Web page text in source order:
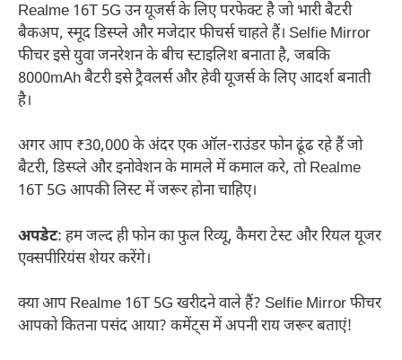
Realme 16T 5G उन यूजर्स के लिए परफेक्ट है जो भारी बैटरी
बैकअप, स्मूद डिस्प्ले और मजेदार फीचर्स चाहते हैं। Selfie Mirror
फीचर इसे युवा जनरेशन के बीच स्टाइलिश बनाता है, जबकि
8000mAh बैटरी इसे ट्रैवलर्स और हेवी यूजर्स के लिए आदर्श बनाती
है।
अगर आप ₹30,000 के अंदर एक ऑल-राउंडर फोन ढूंढ रहे हैं जो
बैटरी, डिस्प्ले और इनोवेशन के मामले में कमाल करे, तो Realme
16T 5G आपकी लिस्ट में जरूर होना चाहिए।
अपडेट: हम जल्द ही फोन का फुल रिव्यू, कैमरा टेस्ट और रियल यूजर
एक्सपीरियंस शेयर करेंगे।
क्या आप Realme 16T 5G खरीदने वाले हैं? Selfie Mirror फीचर
आपको कितना पसंद आया? कमेंट्स में अपनी राय जरूर बताएं!